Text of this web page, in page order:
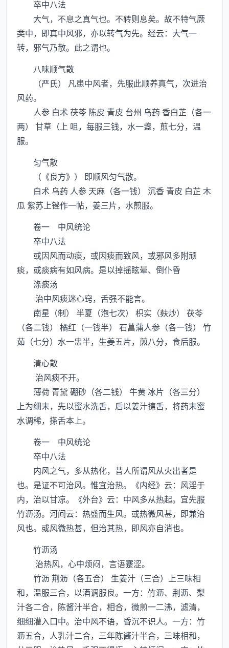
卒中八法
大气，不息之真气也。不转则息矣。故不特气厥
类中，即真中风邪，亦以转气为先。经云：大气一
转，邪气乃散。此之谓也。
八味顺气散
（严氏） 凡患中风者，先服此顺养真气，次进治
风药。
人参 白术 茯苓 陈皮 青皮 台州 乌药 香白芷（各一
两） 甘草（上 咀，每服三钱，水一盏，煎七分，温
服。
匀气散
（《良方》） 即顺风匀气散。
白术 乌药 人参 天麻（各一钱） 沉香 青皮 白芷 木
瓜 紫苏上锉作一帖，姜三片，水煎服。
卷一 中风统论
卒中八法
或因风而动痰，或因痰而致风，或邪风多附顽
痰，或痰病有如风病。是以掉摇眩晕、倒仆昏
涤痰汤
治中风痰迷心窍，舌强不能言。
南星（制） 半夏（泡七次） 枳实（麸炒） 茯苓
（各二钱） 橘红（一钱半） 石菖蒲人参（各一钱） 竹
茹（七分）水一盅半，生姜五片，煎八分，食后服。
清心散
治风痰不开。
薄荷 青黛 硼砂（各二钱） 牛黄 冰片（各三分）
上为细末，先以蜜水洗舌，后以姜汁擦舌，将药末蜜
水调稀，搽舌本上。
卷一 中风统论
卒中八法
内风之气，多从热化，昔人所谓风从火出者是
也。是证不可治风。惟宜治热。《内经》云：风淫于
内，治以甘凉。《外台》云：中风多从热起。宜先服
竹沥汤。河间云：热盛而生风。或热微风甚，即兼治
风也。或风微热甚，但治其热，即风亦自消也。
竹沥汤
治热风，心中烦闷，言语蹇涩。
竹沥 荆沥（各五合） 生姜汁（三合）上三味相
和，温服三合，以酒调服良。一方：竹沥、荆沥、梨
汁各二合，陈酱汁半合，相合，微煎一二沸，滤清，
细细灌入口中。治中风不语，昏沉不识人。一方：竹
沥五合，人乳汁二合，三年陈酱汁半合，三味相和，